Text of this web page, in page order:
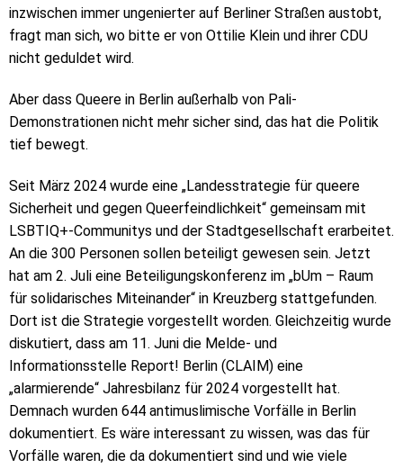
inzwischen immer ungenierter auf Berliner Straßen austobt,
fragt man sich, wo bitte er von Ottilie Klein und ihrer CDU
nicht geduldet wird.
Aber dass Queere in Berlin außerhalb von Pali-
Demonstrationen nicht mehr sicher sind, das hat die Politik
tief bewegt.
Seit März 2024 wurde eine „Landesstrategie für queere
Sicherheit und gegen Queerfeindlichkeit“ gemeinsam mit
LSBTIQ+-Communitys und der Stadtgesellschaft erarbeitet.
An die 300 Personen sollen beteiligt gewesen sein. Jetzt
hat am 2. Juli eine Beteiligungskonferenz im „bUm – Raum
für solidarisches Miteinander“ in Kreuzberg stattgefunden.
Dort ist die Strategie vorgestellt worden. Gleichzeitig wurde
diskutiert, dass am 11. Juni die Melde- und
Informationsstelle Report! Berlin (CLAIM) eine
„alarmierende“ Jahresbilanz für 2024 vorgestellt hat.
Demnach wurden 644 antimuslimische Vorfälle in Berlin
dokumentiert. Es wäre interessant zu wissen, was das für
Vorfälle waren, die da dokumentiert sind und wie viele